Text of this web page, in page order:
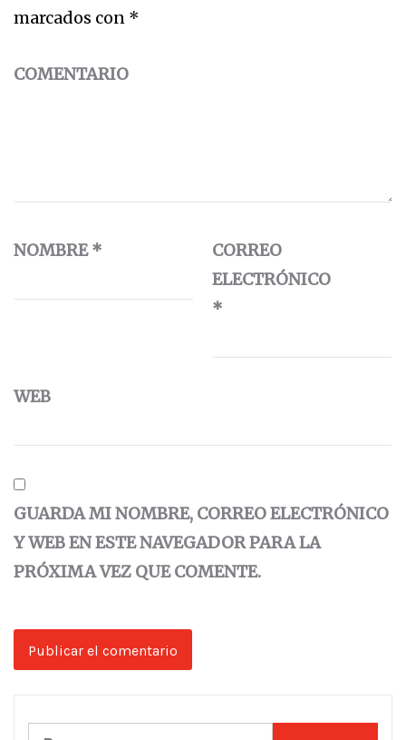
marcados con *
COMENTARIO
NOMBRE*
CORREO
ELECTRÓNICO
*
WEB
GUARDA MI NOMBRE, CORREO ELECTRÓNICO
Y WEB EN ESTE NAVEGADOR PARA LA
PRÓXIMA VEZ QUE COMENTE.